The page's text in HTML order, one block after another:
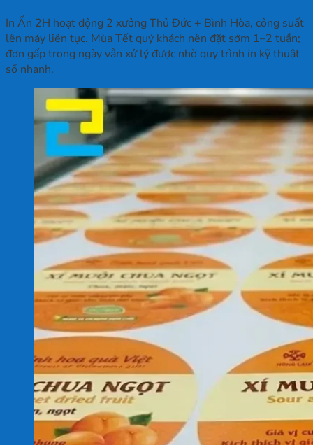
In Ấn 2H hoạt động 2 xưởng Thủ Đức + Bình Hòa, công suất
lên máy liên tục. Mùa Tết quý khách nên đặt sớm 1–2 tuần;
đơn gấp trong ngày vẫn xử lý được nhờ quy trình in kỹ thuật
số nhanh.